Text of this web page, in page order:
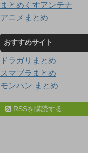
まとめくすアンテナ
アニメまとめ
おすすめサイト
ドラガリまとめ
スマブラまとめ
モンハン まとめ
RSSを購読する